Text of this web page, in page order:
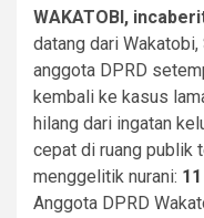
WAKATOBI,
datang dari
anggota DPRD
kembali ke kasus
hilang dari ingatan
cepat di ruang publik
menggelitik nurani:
Anggota DPRD